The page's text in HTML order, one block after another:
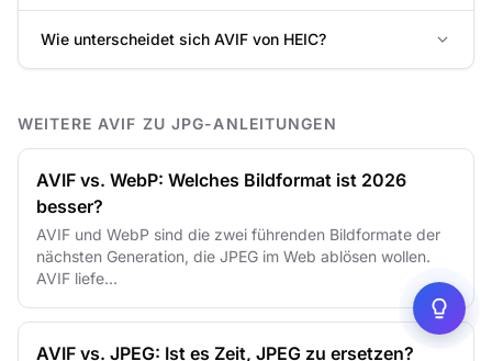
Wie unterscheidet sich AVIF von HEIC?
WEITERE AVIF ZU JPG-ANLEITUNGEN
AVIF vs. WebP: Welches Bildformat ist 2026
besser?
AVIF und WebP sind die zwei führenden Bildformate der
nächsten Generation, die JPEG im Web ablösen wollen.
AVIF liefe...
AVIF vs. JPEG: Ist es Zeit, JPEG zu ersetzen?